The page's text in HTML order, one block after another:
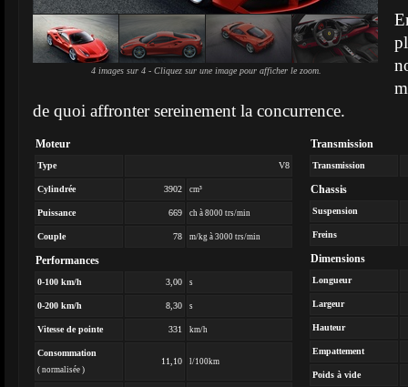
4 images sur 4 - Cliquez sur une image pour afficher le zoom.
de quoi affronter sereinement la concurrence.
Moteur
Type V8
Cylindrée 3902 cm³
Puissance 669 ch à 8000 trs/min
Couple 78 m/kg à 3000 trs/min
Performances
0-100 km/h 3,00 s
0-200 km/h 8,30 s
Vitesse de pointe 331 km/h
Consommation
( normalisée )
11,10 l/100km
Transmission
Transmission
Chassis
Suspension
Freins
Dimensions
Longueur
Largeur
Hauteur
Empattement
Poids à vide